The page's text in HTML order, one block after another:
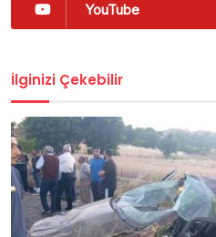
YouTube
İlginizi Çekebilir